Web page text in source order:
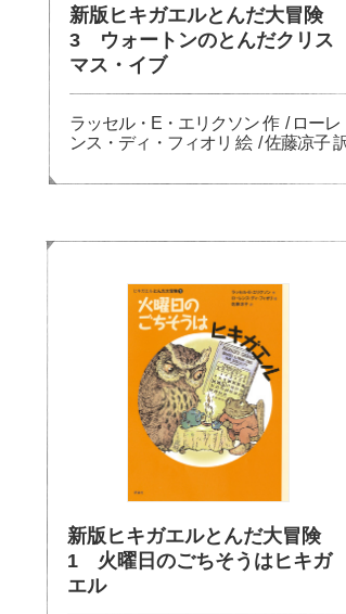
新版ヒキガエルとんだ大冒険
3 ウォートンのとんだクリス
マス・イブ
ラッセル・E・エリクソン 作 / ローレ
ンス・ディ・フィオリ 絵 / 佐藤凉子
新版ヒキガエルとんだ大冒険
1 火曜日のごちそうはヒキガ
エル